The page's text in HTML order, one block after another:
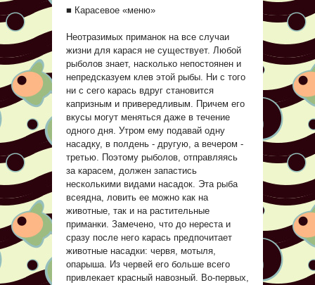
■ Карасевое «меню»
Неотразимых приманок на все случаи
жизни для карася не существует. Любой
рыболов знает, насколько непостоянен и
непредсказуем клев этой рыбы. Ни с того
ни с сего карась вдруг становится
капризным и привередливым. Причем его
вкусы могут меняться даже в течение
одного дня. Утром ему подавай одну
насадку, в полдень - другую, а вечером -
третью. Поэтому рыболов, отправляясь
за карасем, должен запастись
несколькими видами насадок. Эта рыба
всеядна, ловить ее можно как на
животные, так и на растительные
приманки. Замечено, что до нереста и
сразу после него карась предпочитает
животные насадки: червя, мотыля,
опарыша. Из червей его больше всего
привлекает красный навозный. Во-первых,